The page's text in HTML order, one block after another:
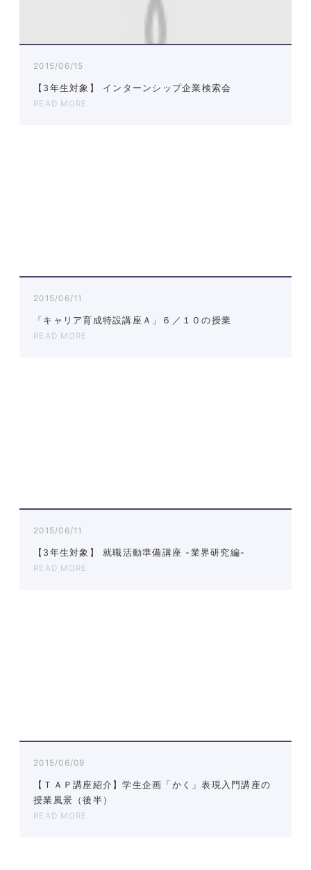
2015/06/15
【3年生対象】 インターンシップ企業検索会
READ MORE
2015/06/11
「キャリア育成特設講座Ａ」６／１０の授業
READ MORE
2015/06/11
【3年生対象】 就職活動準備講座 -業界研究編-
READ MORE
2015/06/09
【ＴＡＰ講座紹介】学生企画「かく」表現入門講座の
授業風景（後半）
READ MORE